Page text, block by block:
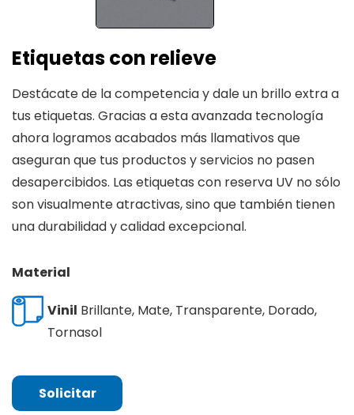
Etiquetas con relieve
Destácate de la competencia y dale un brillo extra a
tus etiquetas. Gracias a esta avanzada tecnología
ahora logramos acabados más llamativos que
aseguran que tus productos y servicios no pasen
desapercibidos. Las etiquetas con reserva UV no sólo
son visualmente atractivas, sino que también tienen
una durabilidad y calidad excepcional.
Material
Vinil Brillante, Mate, Transparente, Dorado,
Tornasol
Solicitar